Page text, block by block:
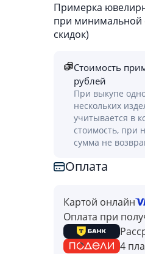
Примерка
при минимальной
скидок)
Стоимость
рублей
При выкупе
нескольких
учитывается в
стоимость, при
сумма не
Оплата
Картой онлайн
Оплата при
4